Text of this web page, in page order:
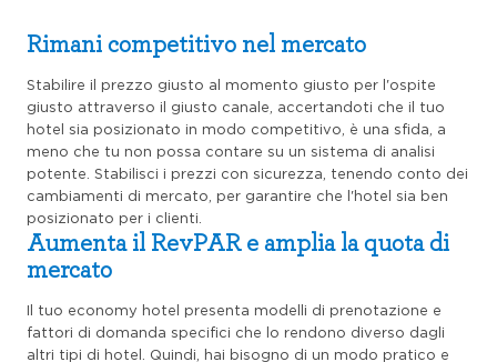
Rimani competitivo nel mercato
Stabilire il prezzo giusto al momento giusto per l'ospite
giusto attraverso il giusto canale, accertandoti che il tuo
hotel sia posizionato in modo competitivo, è una sfida, a
meno che tu non possa contare su un sistema di analisi
potente. Stabilisci i prezzi con sicurezza, tenendo conto dei
cambiamenti di mercato, per garantire che l'hotel sia ben
posizionato per i clienti.
Aumenta il RevPAR e amplia la quota di
mercato
Il tuo economy hotel presenta modelli di prenotazione e
fattori di domanda specifici che lo rendono diverso dagli
altri tipi di hotel. Quindi, hai bisogno di un modo pratico e